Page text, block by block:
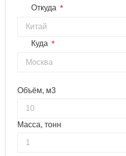
Откуда *
Куда *
Объём, м3
Масса, тонн